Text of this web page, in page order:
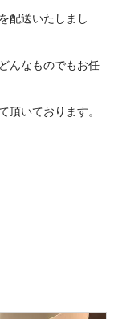
配送いたしまし
んなものでもお任
いております。